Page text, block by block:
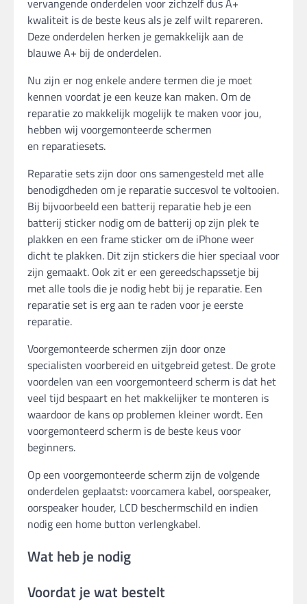
kwaliteit is de beste keus als je zelf wilt repareren.
Deze onderdelen herken je gemakkelijk aan de
blauwe A+ bij de onderdelen.
Nu zijn er nog enkele andere termen die je moet
kennen voordat je een keuze kan maken. Om de
reparatie zo makkelijk mogelijk te maken voor jou,
hebben wij voorgemonteerde schermen
en reparatiesets.
Reparatie sets zijn door ons samengesteld met alle
benodigdheden om je reparatie succesvol te voltooien.
Bij bijvoorbeeld een batterij reparatie heb je een
batterij sticker nodig om de batterij op zijn plek te
plakken en een frame sticker om de iPhone weer
dicht te plakken. Dit zijn stickers die hier speciaal voor
zijn gemaakt. Ook zit er een gereedschapssetje bij
met alle tools die je nodig hebt bij je reparatie. Een
reparatie set is erg aan te raden voor je eerste
reparatie.
Voorgemonteerde schermen zijn door onze
specialisten voorbereid en uitgebreid getest. De grote
voordelen van een voorgemonteerd scherm is dat het
veel tijd bespaart en het makkelijker te monteren is
waardoor de kans op problemen kleiner wordt. Een
voorgemonteerd scherm is de beste keus voor
beginners.
Op een voorgemonteerde scherm zijn de volgende
onderdelen geplaatst: voorcamera kabel, oorspeaker,
oorspeaker houder, LCD beschermschild en indien
nodig een home button verlengkabel.
Wat heb je nodig
Voordat je wat bestelt